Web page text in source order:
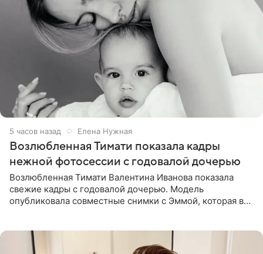
5 часов назад Елена Нужная
Возлюбленная Тимати показала кадры
нежной фотосессии с годовалой дочерью
Возлюбленная Тимати Валентина Иванова показала
свежие кадры с годовалой дочерью. Модель
опубликовала совместные снимки с Эммой, которая в